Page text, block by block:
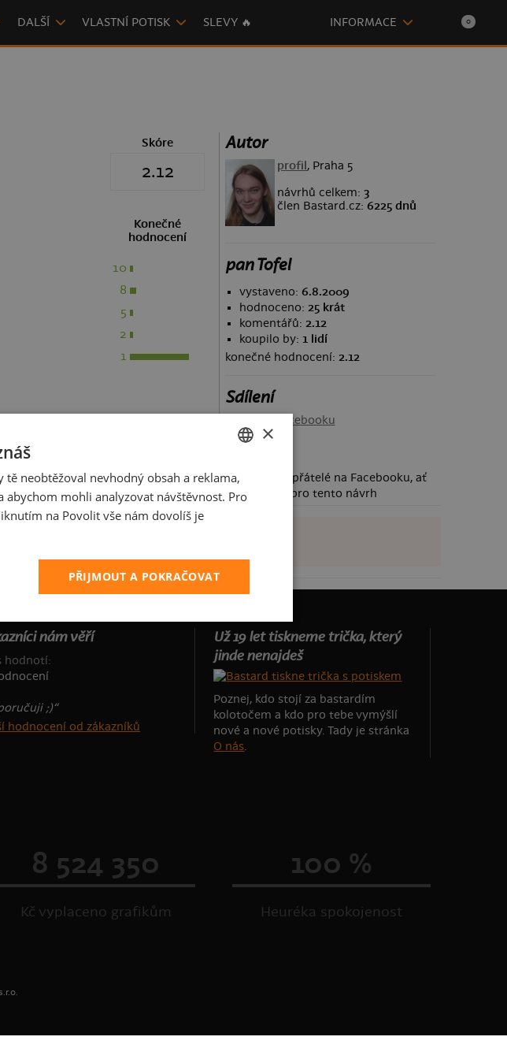
DALŠÍ VLASTNÍ POTISK SLEVY 🔥 INFORMACE 0
Skóre
2.12
Konečné
hodnocení
10
8
5
2
1
Autor
profil , Praha 5
návrhů celkem: 3
člen Bastard.cz:6225 dnů
pan Tofel
vystaveno: 6.8.2009
hodnoceno: 25 krát
komentářů: 2.12
koupilo by: 1 lidí
konečné hodnocení: 2.12
Sdílení
Sdílet na Facebooku
Požádej své přátelé na Facebooku, ať
taky hlasují pro tento návrh
nám věří
hodnotí:
;)“
hodnocení od zákazníků
Už 19 let tiskneme trička, který
jinde nenajdeš
Poznej, kdo stojí za bastardím
kolotočem a kdo pro tebe vymýšlí
nové a nové potisky. Tady je stránka
O nás.
8 524 350
Kč vyplaceno grafikům
100 %
Heuréka spokojenost
CZECH
SLOVAK
×
neobtěžoval nevhodný obsah a reklama,
abychom mohli analyzovat návštěvnost. Pro
na Povolit vše nám dovolíš je
PŘIJMOUT A POKRAČOVAT